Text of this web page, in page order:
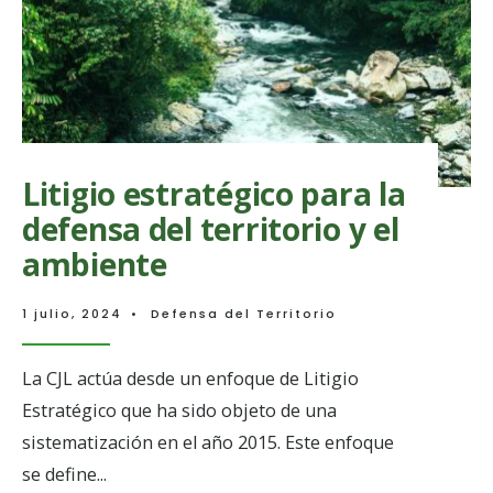
Litigio estratégico para la
defensa del territorio y el
ambiente
1 julio, 2024 • Defensa del Territorio
La CJL actúa desde un enfoque de Litigio
Estratégico que ha sido objeto de una
sistematización en el año 2015. Este enfoque
se define...